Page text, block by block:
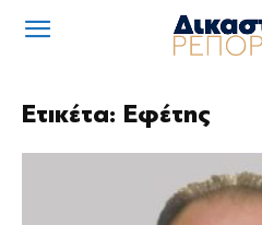
Ετικέτα: Εφέτης